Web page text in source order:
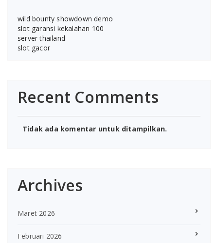
wild bounty showdown demo
slot garansi kekalahan 100
server thailand
slot gacor
Recent Comments
Tidak ada komentar untuk ditampilkan.
Archives
Maret 2026
Februari 2026